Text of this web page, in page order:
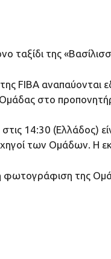
ταξίδι της
FIBA
στο
14:30 (Ελλάδος)
των Ομάδων.
φωτογράφιση της